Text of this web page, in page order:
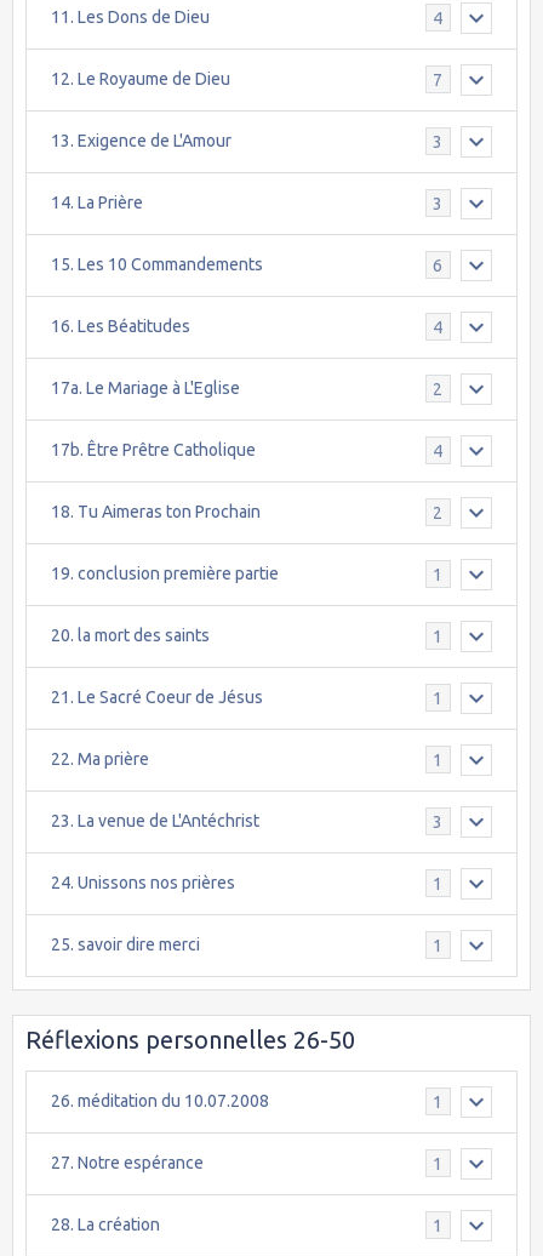
11. Les Dons de Dieu 4
12. Le Royaume de Dieu 7
13. Exigence de L'Amour 3
14. La Prière 3
15. Les 10 Commandements 6
16. Les Béatitudes 4
17a. Le Mariage à L'Eglise 2
17b. Être Prêtre Catholique 4
18. Tu Aimeras ton Prochain 2
19. conclusion première partie 1
20. la mort des saints 1
21. Le Sacré Coeur de Jésus 1
22. Ma prière 1
23. La venue de L'Antéchrist 3
24. Unissons nos prières 1
25. savoir dire merci 1
Réflexions personnelles 26-50
26. méditation du 10.07.2008 1
27. Notre espérance 1
28. La création 1